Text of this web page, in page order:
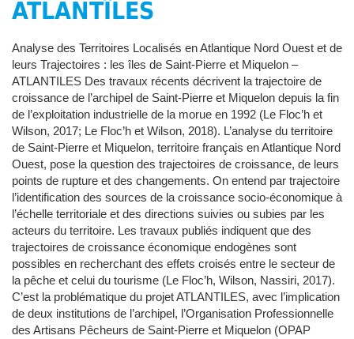
ATLANTÎLES
Analyse des Territoires Localisés en Atlantique Nord Ouest et de
leurs Trajectoires : les îles de Saint-Pierre et Miquelon –
ATLANTILES Des travaux récents décrivent la trajectoire de
croissance de l’archipel de Saint-Pierre et Miquelon depuis la fin
de l’exploitation industrielle de la morue en 1992 (Le Floc’h et
Wilson, 2017; Le Floc’h et Wilson, 2018). L’analyse du territoire
de Saint-Pierre et Miquelon, territoire français en Atlantique Nord
Ouest, pose la question des trajectoires de croissance, de leurs
points de rupture et des changements. On entend par trajectoire
l’identification des sources de la croissance socio-économique à
l’échelle territoriale et des directions suivies ou subies par les
acteurs du territoire. Les travaux publiés indiquent que des
trajectoires de croissance économique endogènes sont
possibles en recherchant des effets croisés entre le secteur de
la pêche et celui du tourisme (Le Floc’h, Wilson, Nassiri, 2017).
C’est la problématique du projet ATLANTILES, avec l’implication
de deux institutions de l’archipel, l’Organisation Professionnelle
des Artisans Pêcheurs de Saint-Pierre et Miquelon (OPAP